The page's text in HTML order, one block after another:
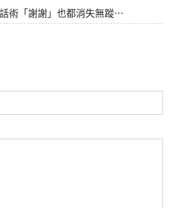
術「謝謝」也都消失無蹤⋯